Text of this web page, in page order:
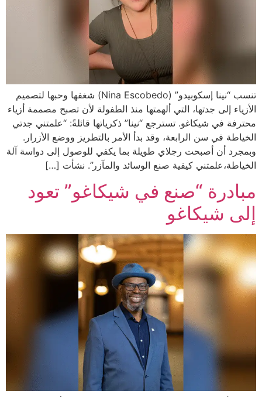
تنسب “نينا إسكوبيدو” (Nina Escobedo) شغفها وحبها لتصميم
الأزياء إلى جدتها، التي ألهمتها منذ الطفولة لأن تصبح مصممة أزياء
محترفة في شيكاغو. تسترجع “نينا” ذكرياتها قائلةً: “علمتني جدتي
الخياطة في سن الرابعة، وقد بدأ الأمر بالتطريز ووضع الأزرار.
وبمجرد أن أصبحت رجلاي طويلة بما يكفي للوصول إلى دواسة آلة
الخياطة،علمتني كيفية صنع الوسائد والمآزر”. نشأت […]
مبادرة “صنع في شيكاغو” تعود
إلى شيكاغو